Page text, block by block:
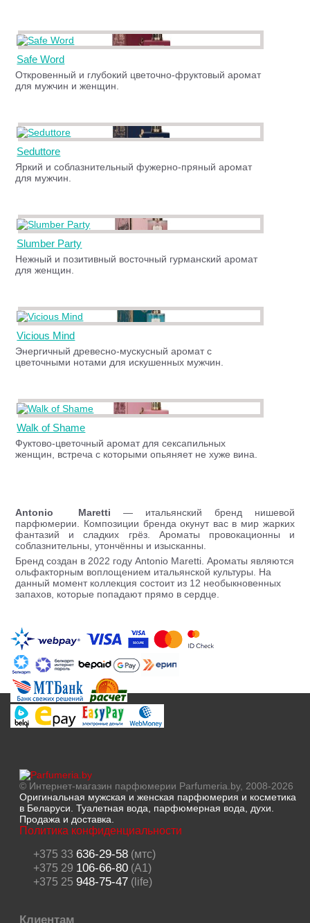
Safe Word
Откровенный и глубокий цветочно-фруктовый аромат
для мужчин и женщин.
Seduttore
Яркий и соблазнительный фужерно-пряный аромат
для мужчин.
Slumber Party
Нежный и позитивный восточный гурманский аромат
для женщин.
Vicious Mind
Энергичный древесно-мускусный аромат с
цветочными нотами для искушенных мужчин.
Walk of Shame
Фуктово-цветочный аромат для сексапильных
женщин, встреча с которыми опьяняет не хуже вина.
Antonio Maretti — итальянский бренд нишевой
парфюмерии. Композиции бренда окунут вас в мир жарких
фантазий и сладких грёз. Ароматы провокационны и
соблазнительны, утончённы и изысканны.
Бренд создан в 2022 году Antonio Maretti. Ароматы являются
ольфакторным воплощением итальянской культуры. На
данный момент коллекция состоит из 12 необыкновенных
запахов, которые попадают прямо в сердце.
© Интернет-магазин парфюмерии Parfumeria.by, 2008-2026
Оригинальная мужская и женская парфюмерия и косметика
в Беларуси. Туалетная вода, парфюмерная вода, духи.
Продажа и доставка.
Политика конфиденциальности
+375 33 636-29-58(мтс)
+375 29 106-66-80(A1)
+375 25 948-75-47(life)
Клиентам